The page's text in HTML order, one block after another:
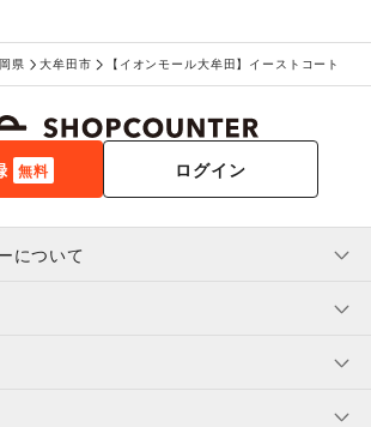
県 大牟田市 【イオンモール大牟田】イーストコート
無料 ログイン
について
イン
く表示
人へ